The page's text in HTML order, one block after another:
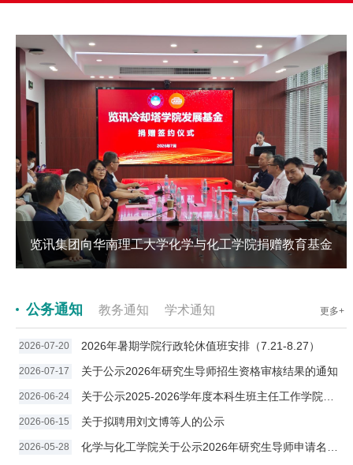
览讯集团向华南理工大学化学与化工学院捐赠教育基金
公务通知 教务通知 学术通知 更多+
2026-07-20 2026年暑期学院行政轮休值班安排（7.21-8.27）
2026-07-17 关于公示2026年研究生导师招生资格审核结果的通知
2026-06-24
2026-06-15 关于拟聘用刘文博等人的公示
2026-05-28